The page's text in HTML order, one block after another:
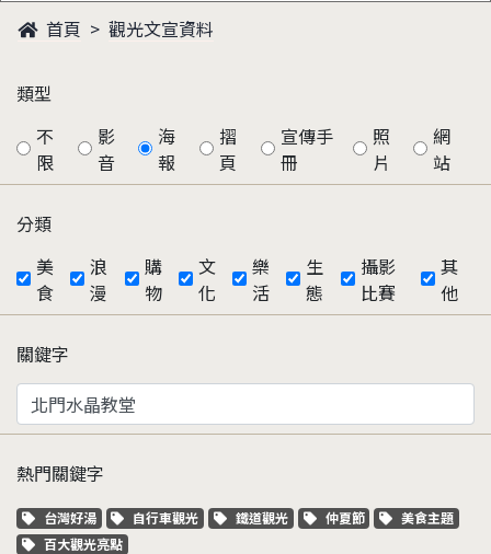
首頁 觀光文宣資料
類型
不
限
影
音
海
報
摺
頁
宣傳手
冊
照
片
網
站
分類
美
食
浪
漫
購
物
文
化
樂
活
生
態
攝影
比賽
其
他
關鍵字
熱門關鍵字
關鍵字標籤
台灣好湯 關鍵字標籤
自行車觀光 關鍵字標籤
鐵道觀光 關鍵字標籤
仲夏節 關鍵字標籤
美食主題
關鍵字標籤
百大觀光亮點